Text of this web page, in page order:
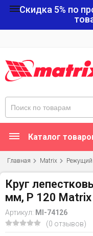
Скидка 5% по
Каталог
Главная Matrix Режущий
Круг
мм, Р 120
Артикул: MI-74126
(0 отзывов)